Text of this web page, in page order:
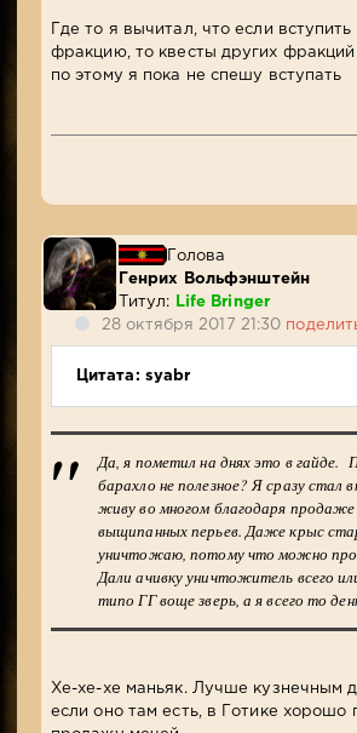
Где то я вычитал, что если
фракцию, то квесты других фракций
по этому я пока не спешу вступать
Голова
Генрих Вольфэнштейн
Титул:
Life Bringer
28 октября 2017 21:30
Цитата: syabr
Да, я пометил на днях это в гайде.
барахло не полезное? Я сразу стал
живу во многом благодаря продаже
выщипанных перьев. Даже крыс
уничтожаю, потому что можно
Дали ачивку уничтожитель всего
типо ГГ воще зверь, а я всего то
Хе-хе-хе маньяк. Лучше кузнечным
если оно там есть, в Готике хорошо